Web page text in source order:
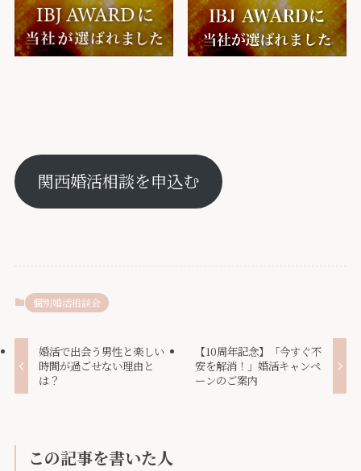
関西婚活相談を申込む
個別婚活相談会
婚活で出会う男性と楽しい
時間が過ごせない理由と
は？
【10周年記念】「今すぐ不
安を解消！」婚活キャンペ
ーンのご案内
この記事を書いた人